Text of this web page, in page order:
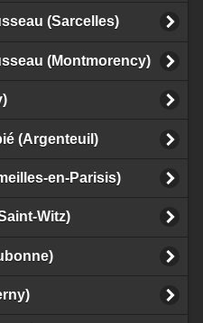
(Sarcelles)
(Montmorency)
(Argenteuil)
en-Parisis)
Witz)